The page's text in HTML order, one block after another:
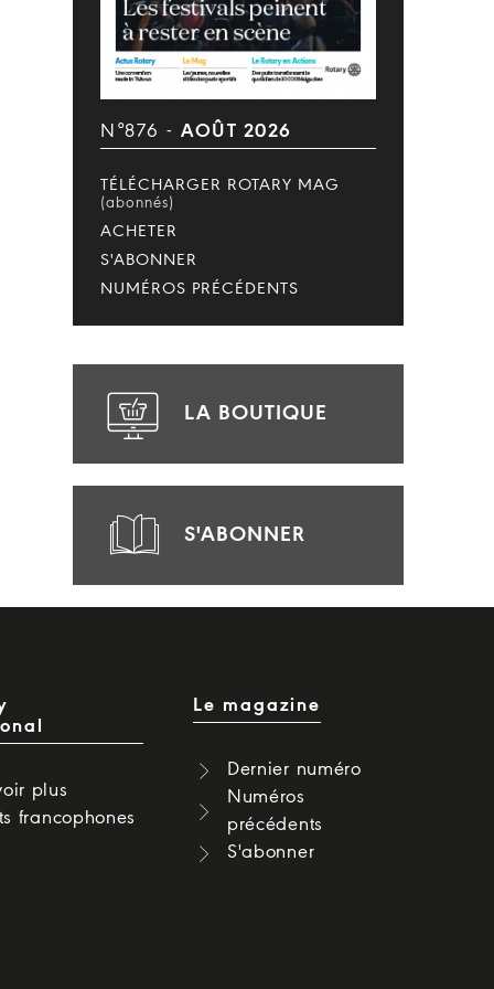
N°876 - AOÛT 2026
TÉLÉCHARGER ROTARY MAG
(abonnés)
ACHETER
S'ABONNER
NUMÉROS PRÉCÉDENTS
LA BOUTIQUE
S'ABONNER
plus
francophones
Le magazine
Dernier numéro
Numéros
précédents
S'abonner